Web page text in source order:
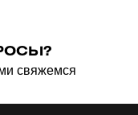
свяжемся